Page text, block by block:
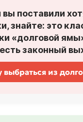
вы поставили
знайте: это
«долговой
есть законный
выбраться из